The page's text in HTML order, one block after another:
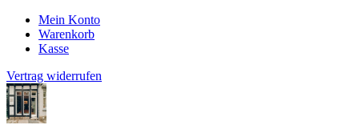
Mein Konto
Warenkorb
Kasse
Vertrag widerrufen